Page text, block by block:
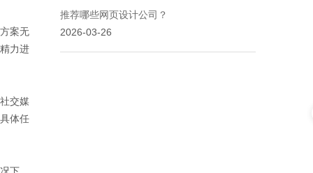
案无
力进
交媒
体任
推荐哪些网页设计公司？
2026-03-26